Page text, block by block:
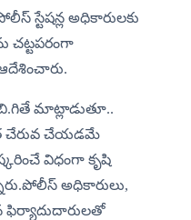
స్టేషన్ల అధికారులకు
చట్టపరంగా
మాట్లాడుతూ..
చేరువ చేయడమే
విధంగా కృషి
అధికారులు,
ఫిర్యాదుదారులతో